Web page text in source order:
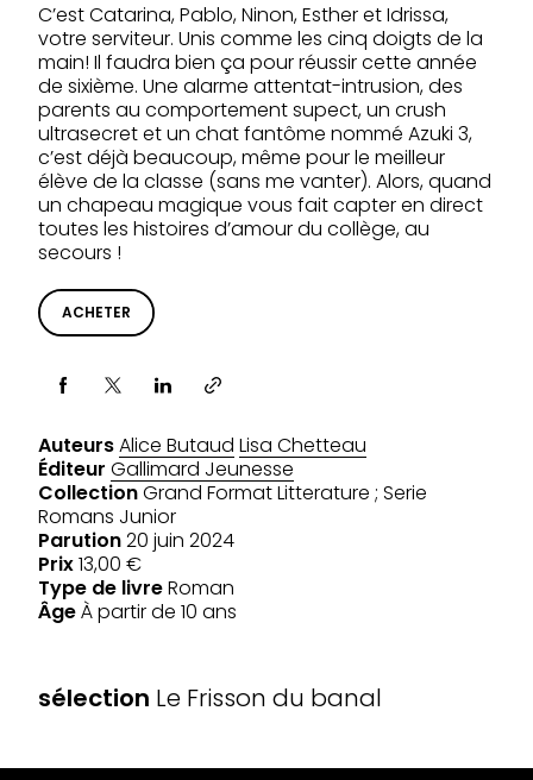
C’est Catarina, Pablo, Ninon, Esther et Idrissa,
votre serviteur. Unis comme les cinq doigts de la
main! Il faudra bien ça pour réussir cette année
de sixième. Une alarme attentat-intrusion, des
parents au comportement supect, un crush
ultrasecret et un chat fantôme nommé Azuki 3,
c’est déjà beaucoup, même pour le meilleur
élève de la classe (sans me vanter). Alors, quand
un chapeau magique vous fait capter en direct
toutes les histoires d’amour du collège, au
secours !
ACHETER
Partager via
AuteursAlice Butaud Lisa Chetteau
Éditeur Gallimard Jeunesse
CollectionGrand Format Litterature ; Serie
Romans Junior
Parution20 juin 2024
Prix13,00 €
Type de livreRoman
ÂgeÀ partir de 10 ans
SÉLECTIONS
sélection Le Frisson du banal